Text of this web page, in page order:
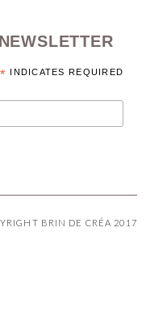
* INDICATES REQUIRED
BRIN DE CRÉA 2017